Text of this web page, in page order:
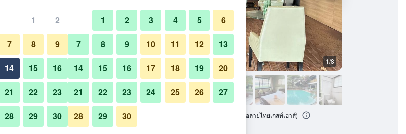
เช็คดีล
เช็คดีล
ร้านอาหาร 1/8
รูปภาพของ คอลเลคชั่น โอ คูเมือง ใกล้ประตูท่าแพ (ชื่อเดิมคือลายไทยเกสท์เฮาส์)
1 2
7 8 9
14 15 16
21 22 23
28 29 30
1 2 3 4 5 6
7 8 9 10 11 12 13
14 15 16 17 18 19 20
21 22 23 24 25 26 27
28 29 30